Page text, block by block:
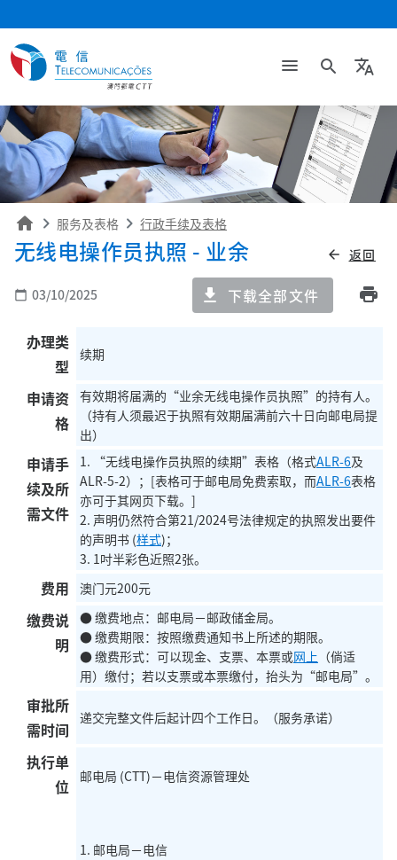
search translate
home 服务及表格 行政手续及表格
无线电操作员执照 - 业余 arrow_back 返回
calendar_today 03/10/2025 下载全部文件 print
办理类
型
续期
申请资
格
有效期将届满的“业余无线电操作员执照”的持有人。
（持有人须最迟于执照有效期届满前六十日向邮电局提
出）
申请手
续及所
需文件
1. “无线电操作员执照的续期”表格（格式ALR-6及
ALR-5-2）；[表格可于邮电局免费索取，而ALR-6表格
亦可于其网页下载。]
2. 声明仍然符合第21/2024号法律规定的执照发出要件
的声明书 (样式)；
3. 1吋半彩色近照2张。
费用 澳门元200元
缴费说
明
● 缴费地点：邮电局－邮政储金局。
● 缴费期限：按照缴费通知书上所述的期限。
● 缴费形式：可以现金、支票、本票或网上 （倘适
用）缴付；若以支票或本票缴付，抬头为“邮电局”。
审批所
需时间
递交完整文件后起计四个工作日。（服务承诺）
执行单
位
邮电局 (CTT)－电信资源管理处
1. 邮电局－电信